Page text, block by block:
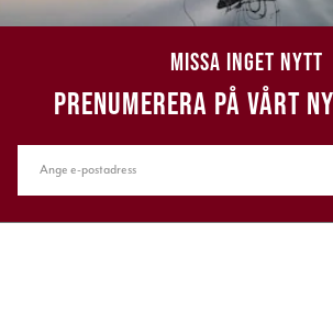
MISSA INGET NYTT
PRENUMERERA PÅ VÅRT